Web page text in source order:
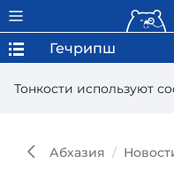
Тонкости используют
Гечрипш
Абхазия